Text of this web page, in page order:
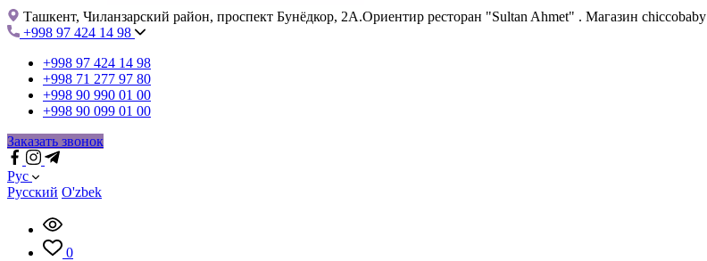
Ташкент, Чиланзарский район, проспект Бунёдкор, 2А.Ориентир ресторан "Sultan Ahmet" . Магазин chiccobaby
+998 97 424 14 98
+998 97 424 14 98
+998 71 277 97 80
+998 90 990 01 00
+998 90 099 01 00
Заказать звонок
Рус
Русский O'zbek
0